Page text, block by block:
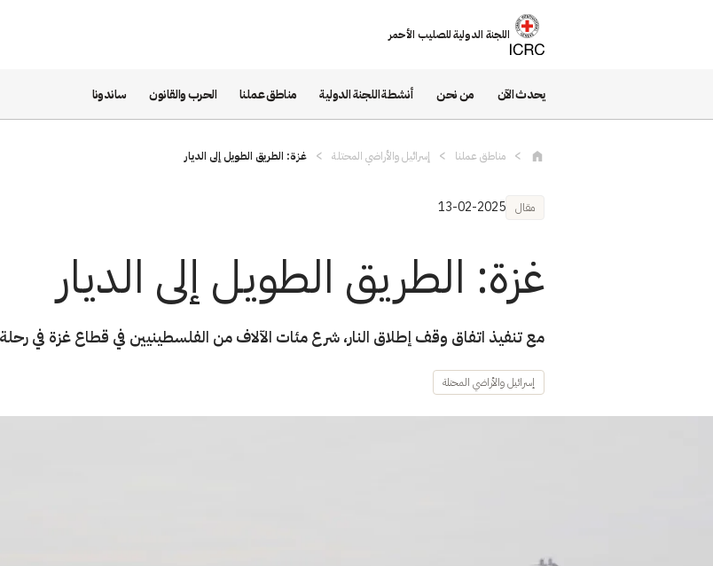
اللجنة الدولية للصليب الأحمر
يحدث الآن من نحن أنشطة اللجنة الدولية مناطق عملنا الحرب والقانون ساندونا
مناطق عملنا إسرائيل والأراضي المحتلة غزة: الطريق الطويل إلى الديار
مقال 13-02-2025
غزة: الطريق الطويل إلى الديار
مع تنفيذ اتفاق وقف إطلاق النار، شرع مئات الآلاف من الفلسطينيين في قطاع غزة في رحلة
إسرائيل والأراضي المحتلة